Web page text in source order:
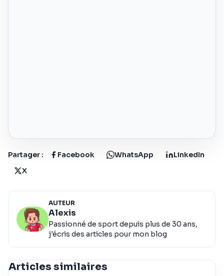
Partager : Facebook WhatsApp
LinkedIn
X
AUTEUR
Alexis
Passionné de sport depuis plus de 30 ans,
j'écris des articles pour mon blog
Articles similaires